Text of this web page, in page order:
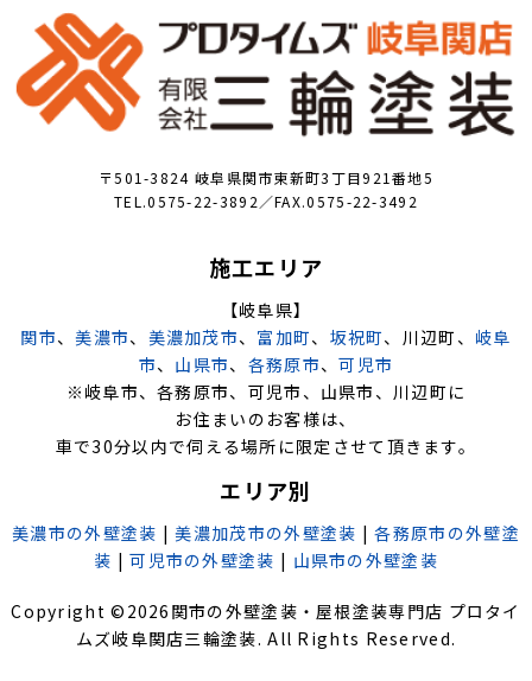
〒501-3824 岐阜県関市東新町3丁目921番地5
TEL.0575-22-3892／FAX.0575-22-3492
施工エリア
【岐阜県】
関市、美濃市、 美濃加茂市、 富加町、 坂祝町、川辺町、 岐阜
市、 山県市、 各務原市、可児市
※岐阜市、各務原市、可児市、山県市、川辺町に
お住まいのお客様は、
車で30分以内で伺える場所に限定させて頂きます。
エリア別
美濃市の外壁塗装 |美濃加茂市の外壁塗装 |各務原市の外壁塗
装 |可児市の外壁塗装 | 山県市の外壁塗装
Copyright © 2026 関市の外壁塗装・屋根塗装専門店 プロタイ
ムズ岐阜関店三輪塗装. All Rights Reserved.